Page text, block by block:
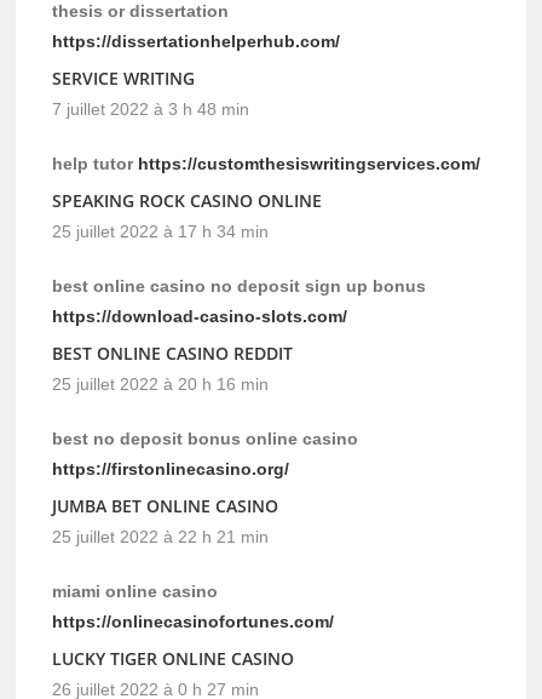
thesis or dissertation
https://dissertationhelperhub.com/
SERVICE WRITING
7 juillet 2022 à 3 h 48 min
help tutor https://customthesiswritingservices.com/
SPEAKING ROCK CASINO ONLINE
25 juillet 2022 à 17 h 34 min
best online casino no deposit sign up bonus
https://download-casino-slots.com/
BEST ONLINE CASINO REDDIT
25 juillet 2022 à 20 h 16 min
best no deposit bonus online casino
https://firstonlinecasino.org/
JUMBA BET ONLINE CASINO
25 juillet 2022 à 22 h 21 min
miami online casino
https://onlinecasinofortunes.com/
LUCKY TIGER ONLINE CASINO
26 juillet 2022 à 0 h 27 min